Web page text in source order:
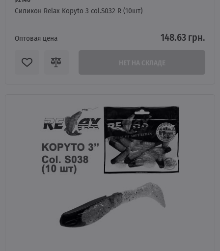
Силикон Relax Kopyto 3 col.S032 R (10шт)
Оптовая цена 148.63 грн.